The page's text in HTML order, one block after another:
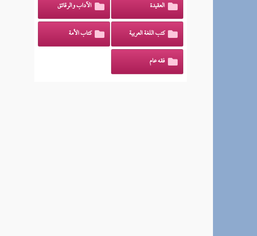
العقيدة الآداب والرقائق
كتب اللغة العربية كتاب الأمة
فقه عام